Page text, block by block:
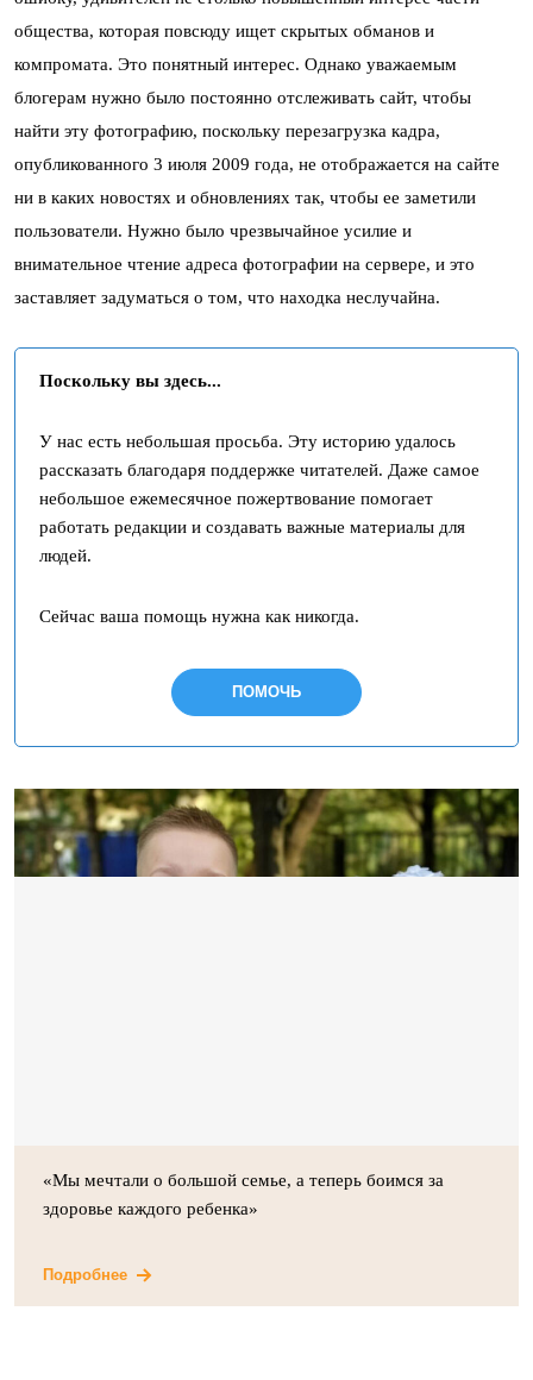
общества, которая повсюду ищет скрытых обманов и
компромата. Это понятный интерес. Однако уважаемым
блогерам нужно было постоянно отслеживать сайт, чтобы
найти эту фотографию, поскольку перезагрузка кадра,
опубликованного 3 июля 2009 года, не отображается на сайте
ни в каких новостях и обновлениях так, чтобы ее заметили
пользователи. Нужно было чрезвычайное усилие и
внимательное чтение адреса фотографии на сервере, и это
заставляет задуматься о том, что находка неслучайна.
Поскольку вы здесь...
У нас есть небольшая просьба. Эту историю удалось
рассказать благодаря поддержке читателей. Даже самое
небольшое ежемесячное пожертвование помогает
работать редакции и создавать важные материалы для
людей.
Сейчас ваша помощь нужна как никогда.
ПОМОЧЬ
«Мы мечтали о большой семье, а теперь боимся за
здоровье каждого ребенка»
Подробнее